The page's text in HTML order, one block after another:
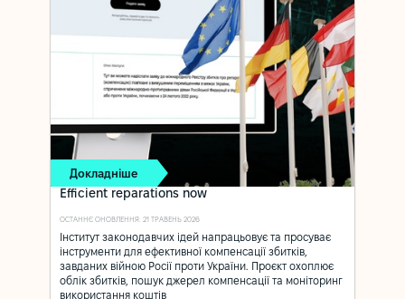
Докладніше
Efficient reparations now
ОСТАННЄ ОНОВЛЕННЯ: 21 ТРАВЕНЬ 2026
Інститут законодавчих ідей напрацьовує та просуває
інструменти для ефективної компенсації збитків,
завданих війною Росії проти України. Проєкт охоплює
облік збитків, пошук джерел компенсації та моніторинг
використання коштів